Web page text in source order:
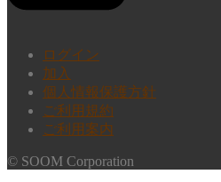
ログイン
加入
個人情報保護方針
ご利用規約
ご利用案内
© SOOM Corporation